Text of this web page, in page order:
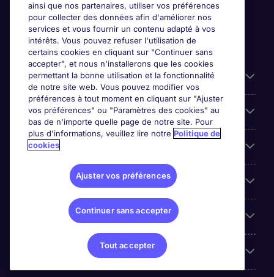
Candidats
Entreprises
Contact
Les avis Google
Nos offres d'emploi
ainsi que nos partenaires, utiliser vos préférences
pour collecter des données afin d'améliorer nos
services et vous fournir un contenu adapté à vos
intérêts. Vous pouvez refuser l'utilisation de
certains cookies en cliquant sur "Continuer sans
accepter", et nous n'installerons que les cookies
permettant la bonne utilisation et la fonctionnalité
de notre site web. Vous pouvez modifier vos
préférences à tout moment en cliquant sur "Ajuster
vos préférences" ou "Paramètres des cookies" au
bas de n'importe quelle page de notre site. Pour
plus d'informations, veuillez lire notre Politique de
cookies
Ajuster vos préférences
Continuer sans accepter
Tout accepter